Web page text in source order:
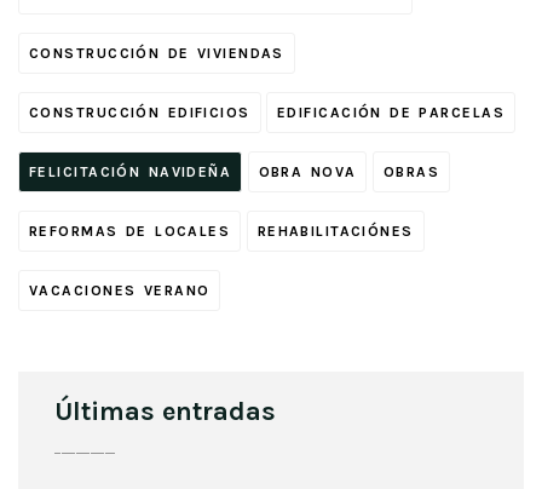
CONSTRUCCIÓN DE VIVIENDAS
CONSTRUCCIÓN EDIFICIOS EDIFICACIÓN DE PARCELAS
FELICITACIÓN NAVIDEÑA OBRA NOVA OBRAS
REFORMAS DE LOCALES REHABILITACIÓNES
VACACIONES VERANO
Últimas entradas